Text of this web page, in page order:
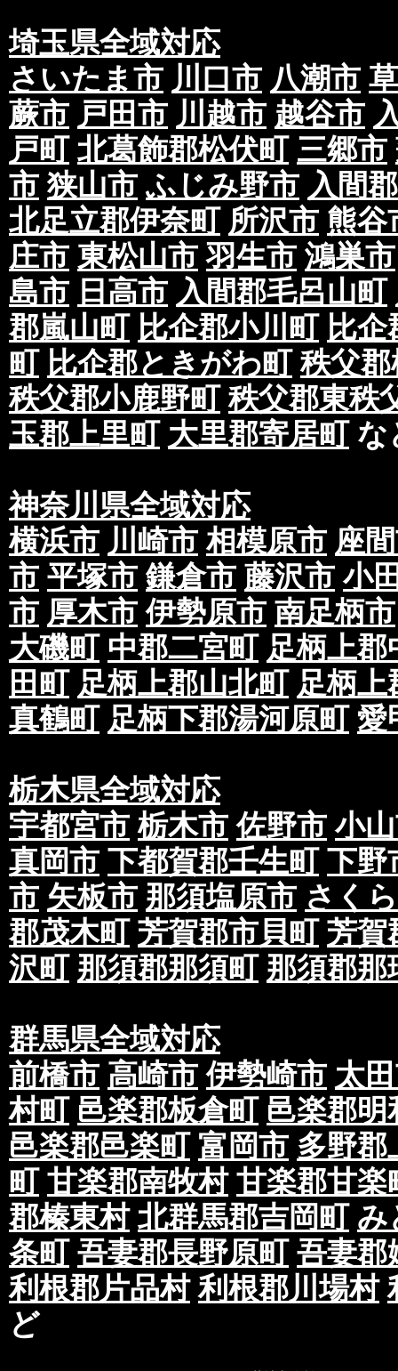
埼玉県全域対応
さいたま市 川口市 八潮市
蕨市 戸田市 川越市 越谷市
戸町 北葛飾郡松伏町 三郷市
市 狭山市 ふじみ野市 入間
北足立郡伊奈町 所沢市 熊谷
庄市 東松山市 羽生市 鴻巣市
島市 日高市 入間郡毛呂山町
郡嵐山町 比企郡小川町 比
町 比企郡ときがわ町 秩父
秩父郡小鹿野町 秩父郡東秩
玉郡上里町 大里郡寄居町な
神奈川県全域対応
横浜市 川崎市 相模原市 座
市 平塚市 鎌倉市 藤沢市 小
市 厚木市 伊勢原市 南足柄市
大磯町 中郡二宮町 足柄上郡
田町 足柄上郡山北町 足柄上
真鶴町 足柄下郡湯河原町 愛
栃木県全域対応
宇都宮市 栃木市 佐野市 小
真岡市 下都賀郡壬生町 下野
市 矢板市 那須塩原市 さく
郡茂木町 芳賀郡市貝町 芳賀
沢町 那須郡那須町 那須郡那
群馬県全域対応
前橋市 高崎市 伊勢崎市 太
村町 邑楽郡板倉町 邑楽郡明
邑楽郡邑楽町 富岡市 多野郡
町 甘楽郡南牧村 甘楽郡甘楽
郡榛東村 北群馬郡吉岡町 み
条町 吾妻郡長野原町 吾妻郡
利根郡片品村 利根郡川場村
ど